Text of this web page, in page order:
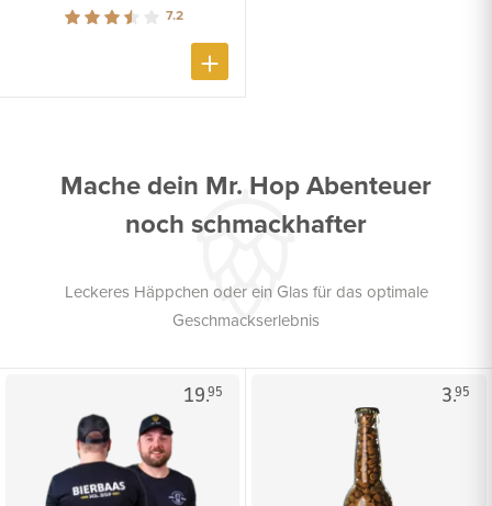
7.2
Mache dein Mr. Hop Abenteuer
noch schmackhafter
Leckeres Häppchen oder ein Glas für das optimale
Geschmackserlebnis
19.95 3.95